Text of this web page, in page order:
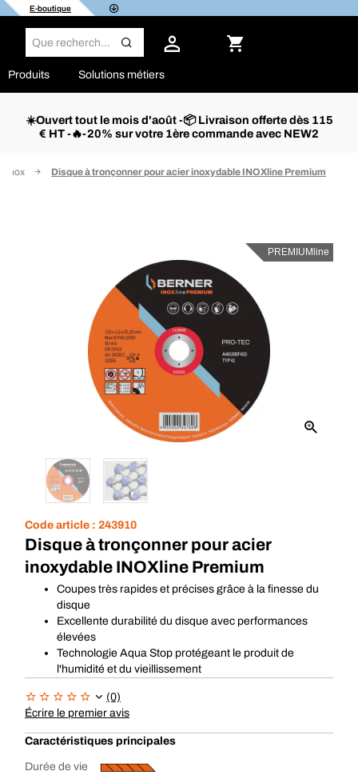
E-boutique
Produits Solutions métiers
☀️Ouvert tout le mois d'août -📦 Livraison offerte dès 115
€ HT -🔥-20% sur votre 1ère commande avec NEW2
l'inox Disque à tronçonner pour acier inoxydable INOXline Premium
PREMIUMline
Code article : 243910
Disque à tronçonner pour acier
inoxydable INOXline Premium
Coupes très rapides et précises grâce à la finesse du
disque
Excellente durabilité du disque avec performances
élevées
Technologie Aqua Stop protégeant le produit de
l'humidité et du vieillissement
(0)
Écrire le premier avis
Caractéristiques principales
Durée de vie